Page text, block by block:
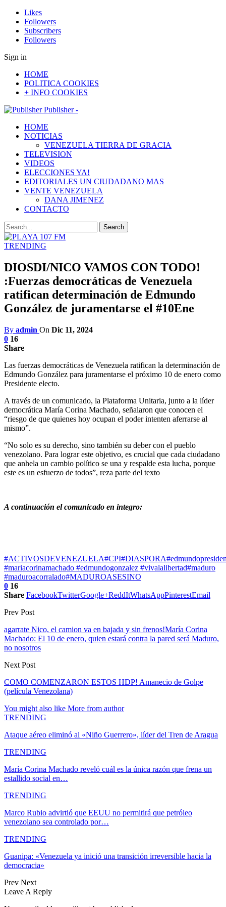
Likes
Followers
Subscribers
Followers
Sign in
HOME
POLITICA COOKIES
+ INFO COOKIES
Publisher -
HOME
NOTICIAS
VENEZUELA TIERRA DE GRACIA
TELEVISION
VIDEOS
ELECCIONES YA!
EDITORIALES UN CIUDADANO MAS
VENTE VENEZUELA
DANA JIMENEZ
CONTACTO
TRENDING
DIOSDI/NICO VAMOS CON TODO!
:Fuerzas democráticas de Venezuela
ratifican determinación de Edmundo
González de juramentarse el #10Ene
By admin On Dic 11, 2024
0 16
Share
Las fuerzas democráticas de Venezuela ratifican la determinación de
Edmundo González para juramentarse el próximo 10 de enero como
Presidente electo.
A través de un comunicado, la Plataforma Unitaria, junto a la líder
democrática María Corina Machado, señalaron que conocen el
“riesgo de que quienes hoy ocupan el poder intenten aferrarse al
mismo”.
“No solo es su derecho, sino también su deber con el pueblo
venezolano. Para lograr este objetivo, es crucial que cada ciudadano
que anhela un cambio político se una y respalde esta lucha, porque
este es un esfuerzo de todos”, reza parte del texto
A continuación el comunicado en integro:
#ACTIVOSDEVENEZUELA#CPI#DIASPORA
#mariacorinamachado #edmundogonzalez #vivalalibertad#maduro
#maduroacorralado#MADUROASESINO
0 16
Share FacebookTwitterGoogle+ReddItWhatsAppPinterestEmail
Prev Post
agarrate Nico, el camion va en bajada y sin frenos!María Corina
Machado: El 10 de enero, quien estará contra la pared será Maduro,
no nosotros
Next Post
COMO COMENZARON ESTOS HDP! Amanecio de Golpe
(película Venezolana)
You might also like More from author
TRENDING
Ataque aéreo eliminó al «Niño Guerrero», líder del Tren de Aragua
TRENDING
María Corina Machado reveló cuál es la única razón que frena un
estallido social en…
TRENDING
Marco Rubio advirtió que EEUU no permitirá que petróleo
venezolano sea controlado por…
TRENDING
Guanipa: «Venezuela ya inició una transición irreversible hacia la
democracia»
Prev Next
Leave A Reply